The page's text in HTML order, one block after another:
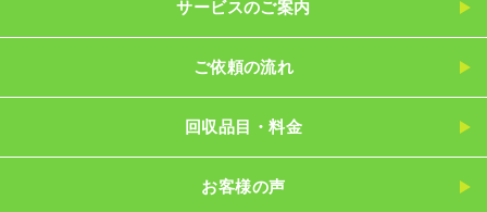
サービスのご案内
ご依頼の流れ
回収品目・料金
お客様の声